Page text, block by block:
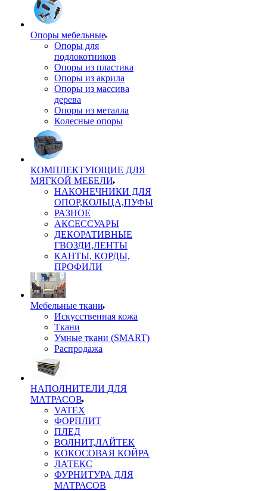
Опоры мебельные
Опоры для
подлокотников
Опоры из пластика
Опоры из акрила
Опоры из массива
дерева
Опоры из металла
Колесные опоры
КОМПЛЕКТУЮЩИЕ ДЛЯ
МЯГКОЙ МЕБЕЛИ
НАКОНЕЧНИКИ ДЛЯ
ОПОР,КОЛЬЦА,ПУФЫ
РАЗНОЕ
АКСЕССУАРЫ
ДЕКОРАТИВНЫЕ
ГВОЗДИ,ЛЕНТЫ
КАНТЫ, КОРДЫ,
ПРОФИЛИ
Мебельные ткани
Искусственная кожа
Ткани
Умные ткани (SMART)
Распродажа
НАПОЛНИТЕЛИ ДЛЯ
МАТРАСОВ
VATEX
ФОРПЛИТ
ПЛЕД
ВОЛНИТ,ЛАЙТЕК
КОКОСОВАЯ КОЙРА
ЛАТЕКС
ФУРНИТУРА ДЛЯ
МАТРАСОВ